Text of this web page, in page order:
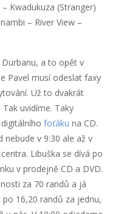
Kwadukuza (Stranger)
– River View –
Durbanu, a to opět v
Pavel musí odeslat faxy
Už to dvakrát
uvidíme. Taky
foťáku na CD.
nebude v 9:30 ale až v
Libuška se dívá po
v prodejně CD a DVD.
za 70 randů a já
16,20 randů za jednu,